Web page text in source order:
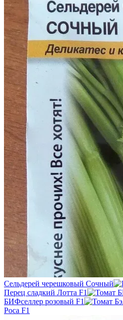
Сельдерей черешковый Сочный
Перец сладкий Лотта F1
БИФселлер розовый F1
Роса F1